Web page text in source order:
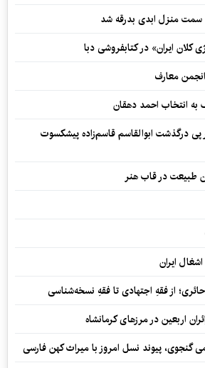
سمت منزل ابدی بدرقه شد
کلان ایران» در کتابفروشی دبا
معارف
به انتخاب احمد دهقان
پی درگذشت ابوالقاسم قاسم‌زاده پیشکسوت
طبیعت در قاب هنر
ایران
از فقهِ اجتهادی تا فقهِ نسخه‌شناسی
پیوند نسل امروز با میراث کهن فارسی